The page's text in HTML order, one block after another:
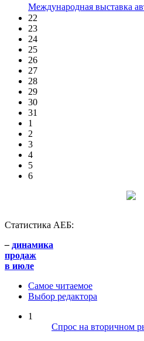
Международная выставка
22
23
24
25
26
27
28
29
30
31
1
2
3
4
5
6
Статистика АЕБ:
– динамика
продаж
в июле
Самое читаемое
Выбор редактора
1
Спрос на вторичном